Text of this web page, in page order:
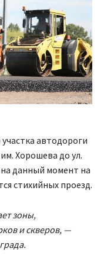
автодороги
Хорошева до ул.
данный момент на
стихийных проезд.
зоны,
и скверов, —